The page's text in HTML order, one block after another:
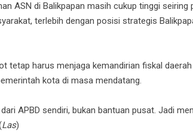
ASN di Balikpapan masih cukup tinggi
terlebih dengan posisi strategis
tetap harus menjaga kemandirian fiskal
kota di masa mendatang.
APBD sendiri, bukan bantuan pusat. Jadi
Las)